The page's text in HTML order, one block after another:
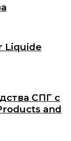
Liquide
СПГ с
and